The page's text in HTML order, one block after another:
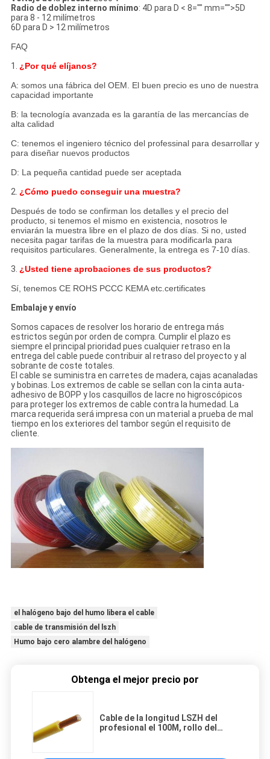
Radio de doblez interno mínimo: 4D para D < 8="" mm="">5D
para 8 - 12 milímetros
6D para D > 12 milímetros
FAQ
1. ¿Por qué elíjanos?
A: somos una fábrica del OEM. El buen precio es uno de nuestra
capacidad importante
B: la tecnología avanzada es la garantía de las mercancías de
alta calidad
C: tenemos el ingeniero técnico del professinal para desarrollar y
para diseñar nuevos productos
D: La pequeña cantidad puede ser aceptada
2. ¿Cómo puedo conseguir una muestra?
Después de todo se confirman los detalles y el precio del
producto, si tenemos el mismo en existencia, nosotros le
enviarán la muestra libre en el plazo de dos días. Si no, usted
necesita pagar tarifas de la muestra para modificarla para
requisitos particulares. Generalmente, la entrega es 7-10 días.
3. ¿Usted tiene aprobaciones de sus productos?
Sí, tenemos CE ROHS PCCC KEMA etc.certificates
Embalaje y envío
Somos capaces de resolver los horario de entrega más
estrictos según por orden de compra. Cumplir el plazo es
siempre el principal prioridad pues cualquier retraso en la
entrega del cable puede contribuir al retraso del proyecto y al
sobrante de coste totales.
El cable se suministra en carretes de madera, cajas acanaladas
y bobinas. Los extremos de cable se sellan con la cinta auta-
adhesivo de BOPP y los casquillos de lacre no higroscópicos
para proteger los extremos de cable contra la humedad. La
marca requerida será impresa con un material a prueba de mal
tiempo en los exteriores del tambor según el requisito de
cliente.
el halógeno bajo del humo libera el cable
cable de transmisión del lszh
Humo bajo cero alambre del halógeno
Obtenga el mejor precio por
Cable de la longitud LSZH del
profesional el 100M, rollo del